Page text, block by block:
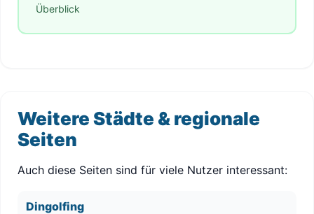
Überblick
Weitere Städte & regionale
Seiten
Auch diese Seiten sind für viele Nutzer interessant:
Dingolfing